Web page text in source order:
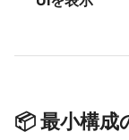
📦 最小構